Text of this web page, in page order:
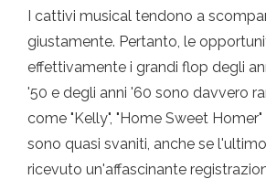
I cattivi musical tendono a
giustamente. Pertanto, le
effettivamente i grandi flop degli
'50 e degli anni '60 sono davvero
come "Kelly", "Home Sweet
sono quasi svaniti, anche se
ricevuto un'affascinante